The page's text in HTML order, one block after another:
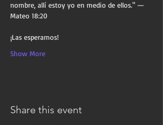
nombre, allí estoy yo en medio de ellos." —
Mateo 18:20
¡Las esperamos!
Show More
Share this event